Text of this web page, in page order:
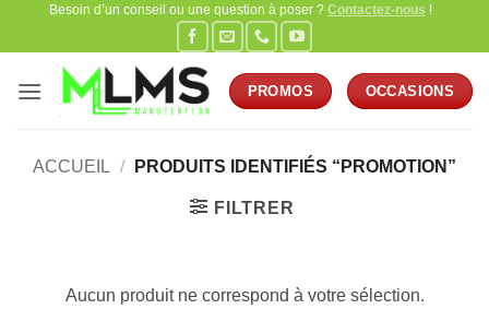
PasserBesoin d’un conseil ou une question à poser ? Contactez-nous !
PROMOS OCCASIONS
ACCUEIL / PRODUITS IDENTIFIÉS “PROMOTION”
FILTRER
Aucun produit ne correspond à votre sélection.